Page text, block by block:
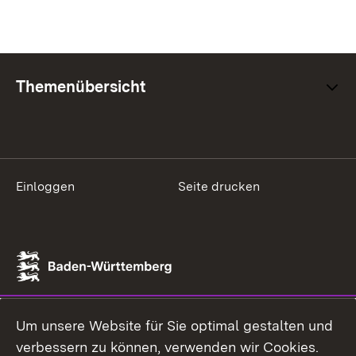
Themenübersicht
Einloggen Seite drucken
Um unsere Website für Sie optimal gestalten und
verbessern zu können, verwenden wir Cookies.